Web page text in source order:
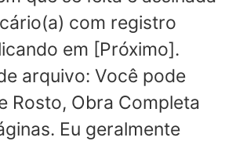
com registro
em [Próximo].
arquivo: Você pode
Rosto, Obra Completa
Eu geralmente